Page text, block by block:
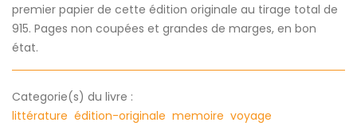
premier papier de cette édition originale au tirage total de
915. Pages non coupées et grandes de marges, en bon
état.
Categorie(s) du livre :
littérature édition-originale memoire voyage